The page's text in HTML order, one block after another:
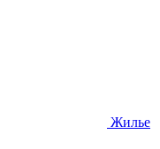
Жилье